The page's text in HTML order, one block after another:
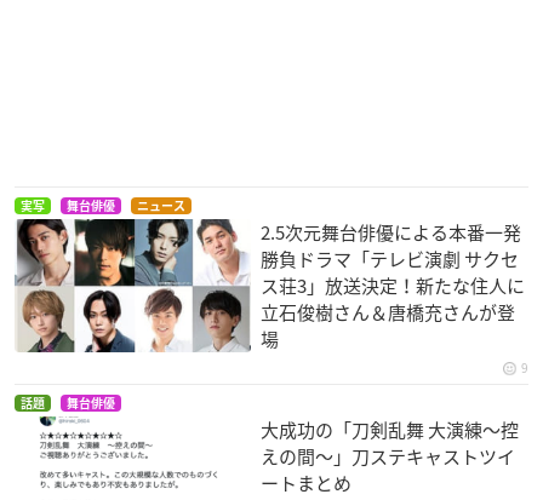
実写 舞台俳優 ニュース
2.5次元舞台俳優による本番一発
勝負ドラマ「テレビ演劇 サクセ
ス荘3」放送決定！新たな住人に
立石俊樹さん＆唐橋充さんが登
場
9
話題 舞台俳優
大成功の「刀剣乱舞 大演練〜控
えの間～」刀ステキャストツイ
ートまとめ